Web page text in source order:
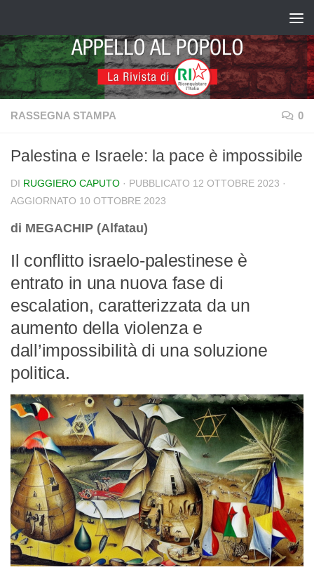
RASSEGNA STAMPA 0
Palestina e Israele: la pace è impossibile
DI RUGGIERO CAPUTO · PUBBLICATO 12 OTTOBRE 2023 ·
AGGIORNATO 10 OTTOBRE 2023
di MEGACHIP (Alfatau)
Il conflitto israelo-palestinese è
entrato in una nuova fase di
escalation, caratterizzata da un
aumento della violenza e
dall’impossibilità di una soluzione
politica.